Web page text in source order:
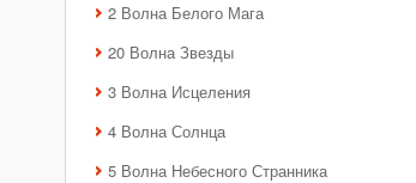
2 Волна Белого Мага
20 Волна Звезды
3 Волна Исцеления
4 Волна Солнца
5 Волна Небесного Странника